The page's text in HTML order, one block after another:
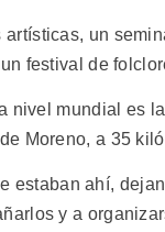
un
festival de
nivel mundial es
Moreno, a 35
estaban ahí,
y a